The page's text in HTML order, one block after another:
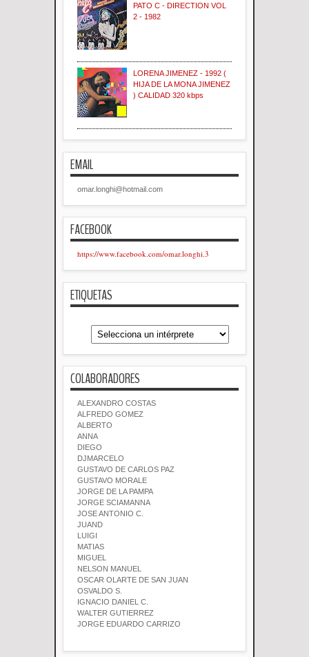
PATO C - DIRECTION VOL
2 - 1982
LORENA JIMENEZ - 1992 (
HIJA DE LA MONA JIMENEZ
) CALIDAD 320 kbps
EMAIL
omar.longhi@hotmail.com
FACEBOOK
https://www.facebook.com/omar.longhi.3
ETIQUETAS
COLABORADORES
ALEXANDRO COSTAS
ALFREDO GOMEZ
ALBERTO
ANNA
DIEGO
DJMARCELO
GUSTAVO DE CARLOS PAZ
GUSTAVO MORALE
JORGE DE LA PAMPA
JORGE SCIAMANNA
JOSE ANTONIO C.
JUAND
LUIGI
MATIAS
MIGUEL
NELSON MANUEL
OSCAR OLARTE DE SAN JUAN
OSVALDO S.
IGNACIO DANIEL C.
WALTER GUTIERREZ
JORGE EDUARDO CARRIZO